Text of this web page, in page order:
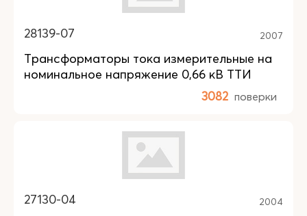
28139-07 2007
Трансформаторы тока измерительные на
номинальное напряжение 0,66 кВ ТТИ
3082 поверки
27130-04 2004